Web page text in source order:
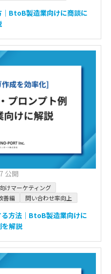
BtoB製造業向けに商談に
公開
けマーケティング
善編 問い合わせ率向上
方法｜BtoB製造業向けに
解説